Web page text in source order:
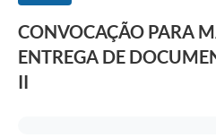
Transparência
Editais
CONVOCAÇÃO PARA
ENTREGA DE
II